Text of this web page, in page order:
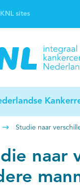
sites
Studie naar
naar